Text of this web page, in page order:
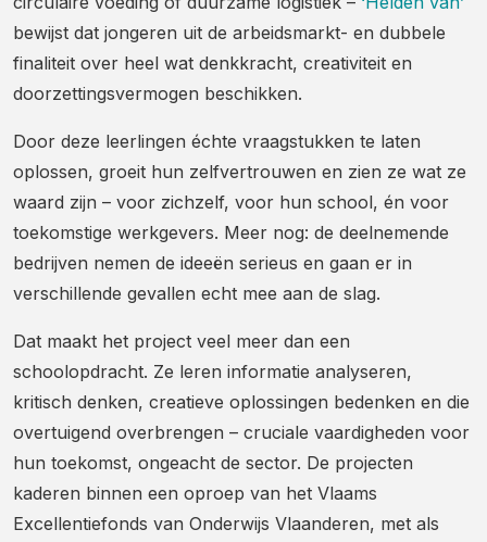
bewijst dat jongeren uit de arbeidsmarkt- en dubbele
finaliteit over heel wat denkkracht, creativiteit en
doorzettingsvermogen beschikken.
Door deze leerlingen échte vraagstukken te laten
oplossen, groeit hun zelfvertrouwen en zien ze wat ze
waard zijn – voor zichzelf, voor hun school, én voor
toekomstige werkgevers. Meer nog: de deelnemende
bedrijven nemen de ideeën serieus en gaan er in
verschillende gevallen echt mee aan de slag.
Dat maakt het project veel meer dan een
schoolopdracht. Ze leren informatie analyseren,
kritisch denken, creatieve oplossingen bedenken en die
overtuigend overbrengen – cruciale vaardigheden voor
hun toekomst, ongeacht de sector. De projecten
kaderen binnen een oproep van het Vlaams
Excellentiefonds van Onderwijs Vlaanderen, met als